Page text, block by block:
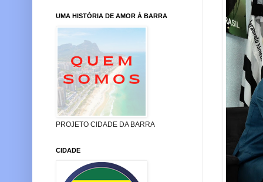
UMA HISTÓRIA DE AMOR À BARRA
PROJETO CIDADE DA BARRA
CIDADE